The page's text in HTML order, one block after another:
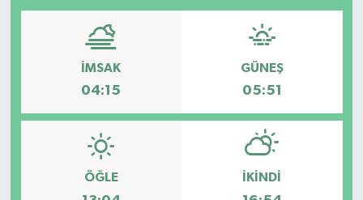
İMSAK
04:15
GÜNEŞ
05:51
ÖĞLE İKINDI